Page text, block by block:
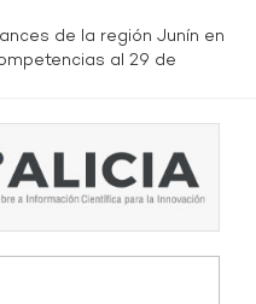
de la región Junín en
al 29 de